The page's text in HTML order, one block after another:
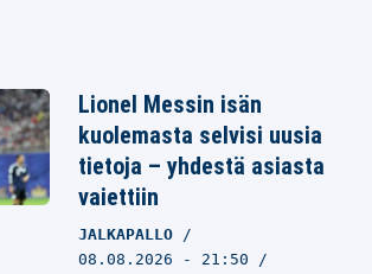
Lionel Messin isän
kuolemasta selvisi uusia
tietoja – yhdestä asiasta
vaiettiin
JALKAPALLO
08.08.2026 - 21:50